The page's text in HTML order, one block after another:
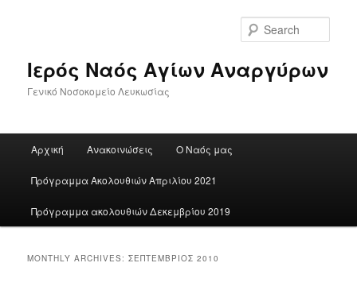
Ιερός Ναός Αγίων Αναργύρων
Γενικό Νοσοκομείο Λευκωσίας
Αρχική Ανακοινώσεις Ο Ναός μας
Πρόγραμμα Ακολουθιών Απριλίου 2021
Πρόγραμμα ακολουθιών Δεκεμβρίου 2019
MONTHLY ARCHIVES:ΣΕΠΤΈΜΒΡΙΟΣ 2010